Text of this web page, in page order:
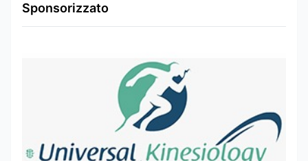
Sponsorizzato